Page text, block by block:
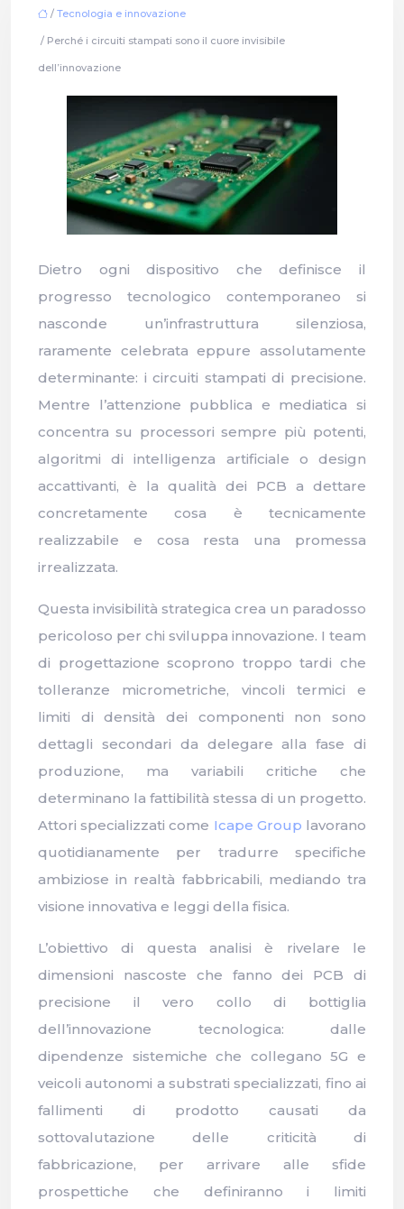
/ Tecnologia e innovazione
/ Perché i circuiti stampati sono il cuore invisibile
dell’innovazione
Dietro ogni dispositivo che definisce il
progresso tecnologico contemporaneo si
nasconde un’infrastruttura silenziosa,
raramente celebrata eppure assolutamente
determinante: i circuiti stampati di precisione.
Mentre l’attenzione pubblica e mediatica si
concentra su processori sempre più potenti,
algoritmi di intelligenza artificiale o design
accattivanti, è la qualità dei PCB a dettare
concretamente cosa è tecnicamente
realizzabile e cosa resta una promessa
irrealizzata.
Questa invisibilità strategica crea un paradosso
pericoloso per chi sviluppa innovazione. I team
di progettazione scoprono troppo tardi che
tolleranze micrometriche, vincoli termici e
limiti di densità dei componenti non sono
dettagli secondari da delegare alla fase di
produzione, ma variabili critiche che
determinano la fattibilità stessa di un progetto.
Attori specializzati come Icape Group lavorano
quotidianamente per tradurre specifiche
ambiziose in realtà fabbricabili, mediando tra
visione innovativa e leggi della fisica.
L’obiettivo di questa analisi è rivelare le
dimensioni nascoste che fanno dei PCB di
precisione il vero collo di bottiglia
dell’innovazione tecnologica: dalle
dipendenze sistemiche che collegano 5G e
veicoli autonomi a substrati specializzati, fino ai
fallimenti di prodotto causati da
sottovalutazione delle criticità di
fabbricazione, per arrivare alle sfide
prospettiche che definiranno i limiti